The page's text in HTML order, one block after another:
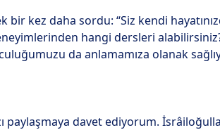
kez daha sordu: “Siz kendi
hangi dersleri
da anlamamıza olanak
davet ediyorum.